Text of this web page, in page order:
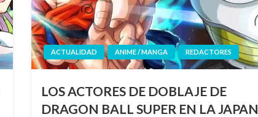
ACTUALIDAD ANIME / MANGA REDACTORES
LOS ACTORES DE DOBLAJE DE
DRAGON BALL SUPER EN LA JAPAN